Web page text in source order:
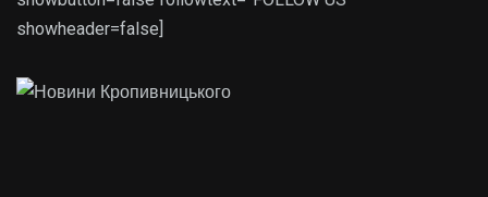
showheader=false]